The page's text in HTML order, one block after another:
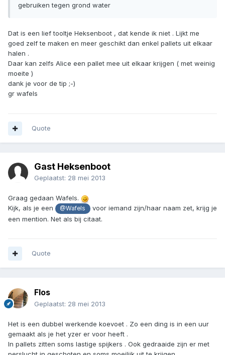
gebruiken tegen grond water
Dat is een lief tooltje Heksenboot , dat kende ik niet . Lijkt me
goed zelf te maken en meer geschikt dan enkel pallets uit elkaar
halen .
Daar kan zelfs Alice een pallet mee uit elkaar krijgen ( met weinig
moeite )
dank je voor de tip ;-)
gr wafels
Quote
Gast Heksenboot
Geplaatst: 28 mei 2013
Graag gedaan Wafels.
Kijk, als je een
@Wafels
voor iemand zijn/haar naam zet, krijg je
een mention. Net als bij citaat.
Quote
Flos
Geplaatst: 28 mei 2013
Het is een dubbel werkende koevoet . Zo een ding is in een uur
gemaakt als je het yzer er voor heeft .
In pallets zitten soms lastige spijkers . Ook gedraaide zijn er met